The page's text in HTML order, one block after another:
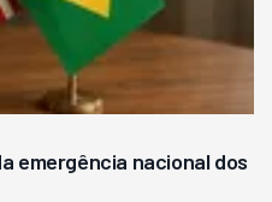
emergência nacional dos